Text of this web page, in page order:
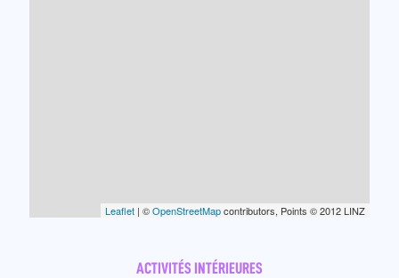
Leaflet | ©OpenStreetMapcontributors, Points © 2012 LINZ
ACTIVITÉS INTÉRIEURES